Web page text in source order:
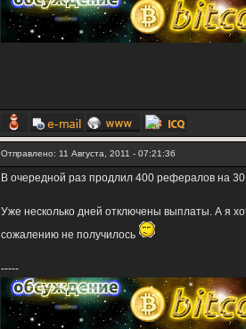
Отправлено: 11 Августа, 2011 - 07:21:36
В очередной раз продлил 400 рефералов на
Уже несколько дней отключены выплаты. А я
сожалению не получилось
-----